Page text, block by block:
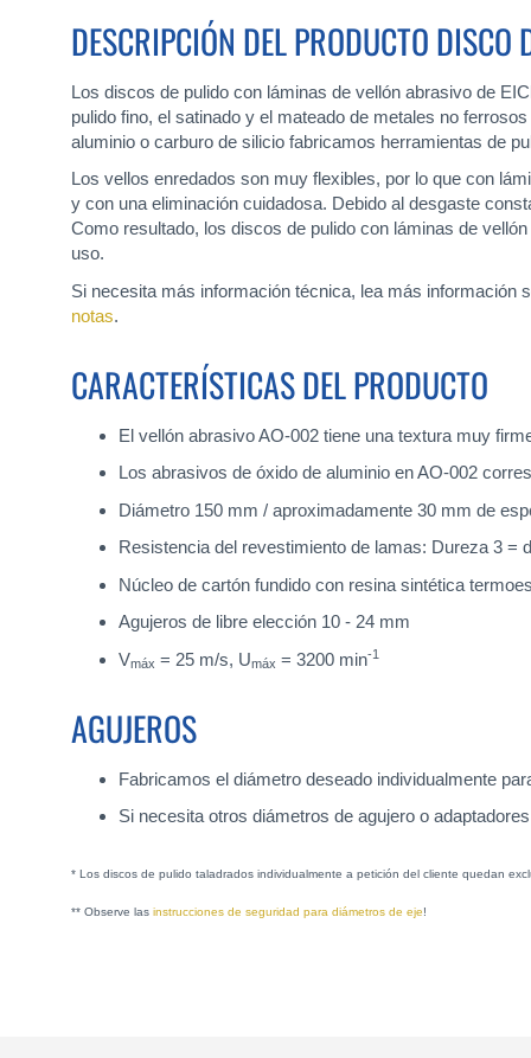
DESCRIPCIÓN DEL PRODUCTO
Los discos de pulido con láminas de vellón abrasivo de
pulido fino, el satinado y el mateado de metales no
aluminio o carburo de silicio fabricamos herramientas de
Los vellos enredados son muy flexibles, por lo que con
y con una eliminación cuidadosa. Debido al desgaste
Como resultado, los discos de pulido con láminas de
uso.
Si necesita más información técnica, lea más información
notas.
CARACTERÍSTICAS DEL PRODUCTO
El vellón abrasivo AO-002 tiene una textura muy
Los abrasivos de óxido de aluminio en AO-002
Diámetro 150 mm / aproximadamente 30 mm de
Resistencia del revestimiento de lamas: Dureza 3 =
Núcleo de cartón fundido con resina sintética
Agujeros de libre elección 10 - 24 mm
Vmáx = 25 m/s, Umáx = 3200 min-1
AGUJEROS
Fabricamos el diámetro deseado individualmente
Si necesita otros diámetros de agujero o
* Los discos de pulido taladrados individualmente a petición del cliente quedan
** Observe las instrucciones de seguridad para diámetros de eje!